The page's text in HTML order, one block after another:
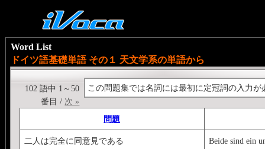
Word List
ドイツ語基礎単語 その１ 天文学系の単語から
この問題集では名詞には最初に定冠詞の入力が
102 語中 1～50
番目 / 次 »
問題
二人は完全に同意見である Beide sind ein